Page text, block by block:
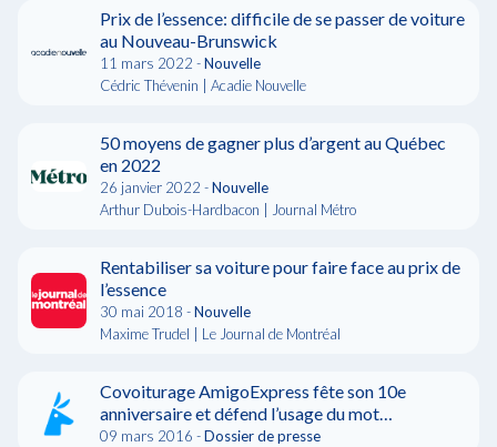
Prix de l’essence: difficile de se passer de voiture
au Nouveau-Brunswick
11 mars 2022 -Nouvelle
Cédric Thévenin | Acadie Nouvelle
50 moyens de gagner plus d’argent au Québec
en 2022
26 janvier 2022 -Nouvelle
Arthur Dubois-Hardbacon | Journal Métro
Rentabiliser sa voiture pour faire face au prix de
l’essence
30 mai 2018 -Nouvelle
Maxime Trudel | Le Journal de Montréal
Covoiturage AmigoExpress fête son 10e
anniversaire et défend l’usage du mot
“covoiturage”
09 mars 2016 -Dossier de presse